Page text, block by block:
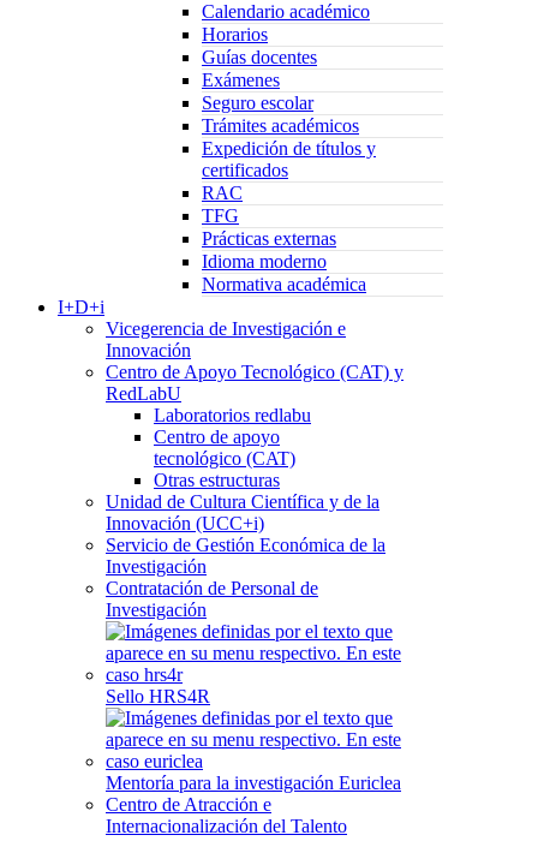
Calendario académico
Horarios
Guías docentes
Exámenes
Seguro escolar
Trámites académicos
Expedición de títulos y
certificados
RAC
TFG
Prácticas externas
Idioma moderno
Normativa académica
I+D+i
Vicegerencia de Investigación e
Innovación
Centro de Apoyo Tecnológico (CAT) y
RedLabU
Laboratorios redlabu
Centro de apoyo
tecnológico (CAT)
Otras estructuras
Unidad de Cultura Científica y de la
Innovación (UCC+i)
Servicio de Gestión Económica de la
Investigación
Contratación de Personal de
Investigación
Sello HRS4R
Mentoría para la investigación Euriclea
Centro de Atracción e
Internacionalización del Talento